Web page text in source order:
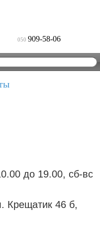
050 909-58-06
до 19.00, сб-вс
Крещатик 46 б,